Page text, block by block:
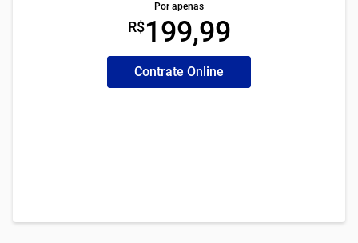
Por apenas
R$199,99
Contrate Online